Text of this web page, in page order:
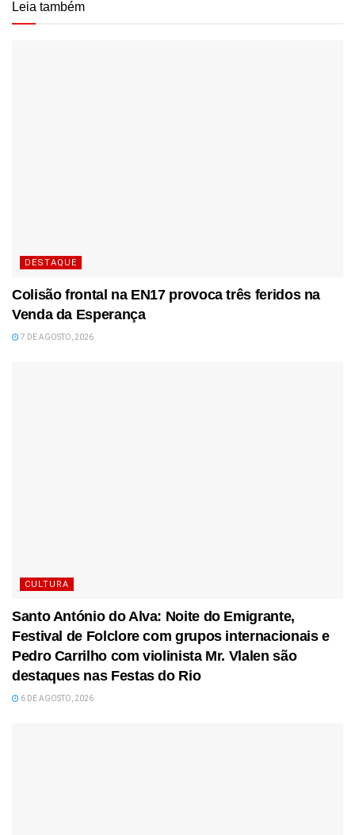
Leia também
DESTAQUE
Colisão frontal na EN17 provoca três feridos na
Venda da Esperança
7 DE AGOSTO, 2026
CULTURA
Santo António do Alva: Noite do Emigrante,
Festival de Folclore com grupos internacionais e
Pedro Carrilho com violinista Mr. Vlalen são
destaques nas Festas do Rio
6 DE AGOSTO, 2026